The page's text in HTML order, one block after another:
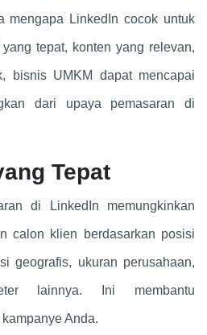
mengapa LinkedIn cocok untuk
tepat, konten yang relevan,
bisnis UMKM dapat mencapai
dari upaya pemasaran di
Tepat
di LinkedIn memungkinkan
calon klien berdasarkan posisi
geografis, ukuran perusahaan,
lainnya. Ini membantu
Anda.